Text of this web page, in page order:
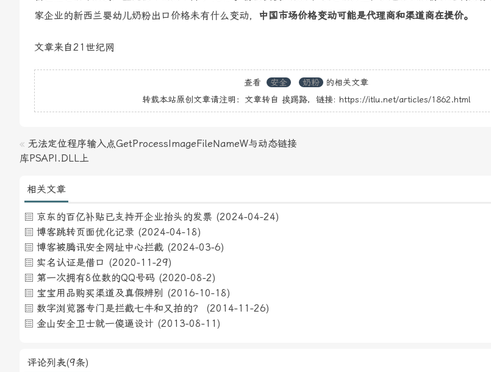
家企业的新西兰婴幼儿奶粉出口价格未有什么变动， 中国市场价格变动可能是代理商和渠道商在提价。
文章来自21世纪网
查看 安全 奶粉
的相关文章
转载本站原创文章请注明：文章转自 挨踢路，链接: https://itlu.net/articles/1862.html
« 无法定位程序输入点GetProcessImageFileNameW与动态链接
库PSAPI.DLL上
相关文章
京东的百亿补贴已支持开企业抬头的发票 (2024-04-24)
博客跳转页面优化记录 (2024-04-18)
博客被腾讯安全网址中心拦截 (2024-03-6)
实名认证是借口 (2020-11-29)
第一次拥有8位数的QQ号码 (2020-08-2)
宝宝用品购买渠道及真假辨别 (2016-10-18)
数字浏览器专门是拦截七牛和又拍的？
(2014-11-26)
金山安全卫士就一傻逼设计 (2013-08-11)
评论列表(9条)